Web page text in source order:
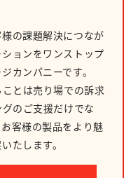
の課題解決につなが
ョンをワンストップ
カンパニーです。
とは売り場での訴求
のご支援だけでな
客様の製品をより魅
たします。